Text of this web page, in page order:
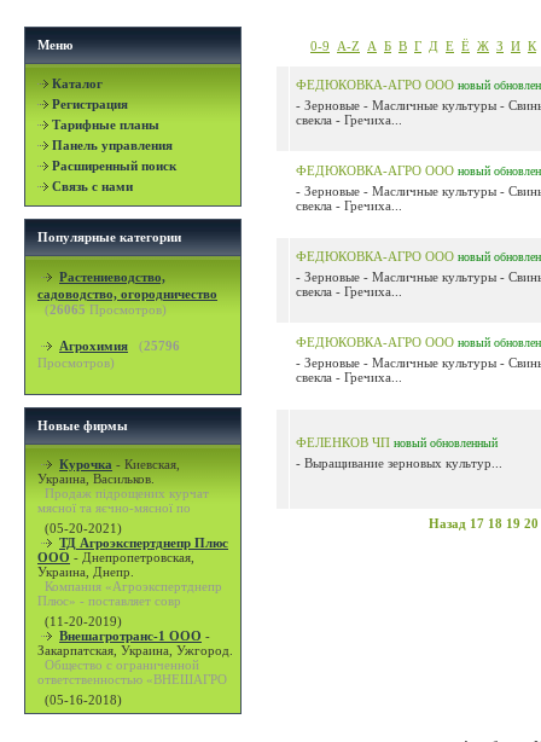
Меню
Каталог
Регистрация
Тарифные планы
Панель управления
Расширенный поиск
Связь с нами
Популярные категории
Растениеводство,
садоводство, огородничество
(26065 Просмотров)
Агрохимия (25796
Просмотров)
Новые фирмы
Курочка - Киевская,
Украина, Васильков.
Продаж підрощених курчат
мясної та яєчно-мясної по
(05-20-2021)
ТД Агроэкспертднепр Плюс
ООО - Днепропетровская,
Украина, Днепр.
Компания «Агроэкспертднепр
Плюс» - поставляет совр
(11-20-2019)
Внешагротранс-1 ООО -
Закарпатская, Украина, Ужгород.
Общество с ограниченной
ответственностью «ВНЕШАГРО
(05-16-2018)
0-9 A-Z А Б В Г Д Е Ё Ж З И К
ФЕДЮКОВКА-АГРО ООО новый
- Зерновые - Масличные культуры -
свекла - Гречиха...
ФЕДЮКОВКА-АГРО ООО новый
- Зерновые - Масличные культуры -
свекла - Гречиха...
ФЕДЮКОВКА-АГРО ООО новый
- Зерновые - Масличные культуры -
свекла - Гречиха...
ФЕДЮКОВКА-АГРО ООО новый
- Зерновые - Масличные культуры -
свекла - Гречиха...
ФЕЛЕНКОВ ЧП новый обновленный
- Выращивание зерновых культур...
Назад 17 18 19 20